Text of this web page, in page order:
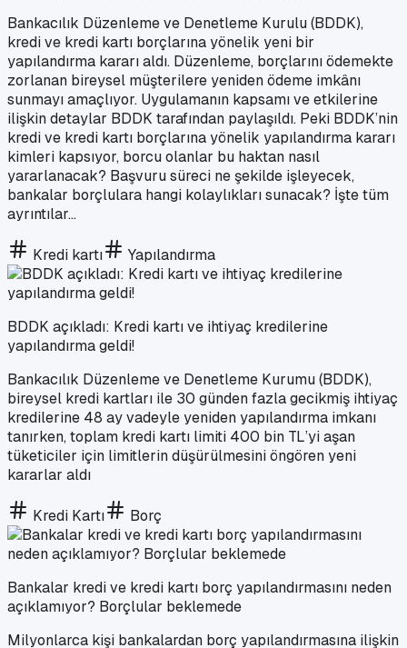
Bankacılık Düzenleme ve Denetleme Kurulu (BDDK),
kredi ve kredi kartı borçlarına yönelik yeni bir
yapılandırma kararı aldı. Düzenleme, borçlarını ödemekte
zorlanan bireysel müşterilere yeniden ödeme imkânı
sunmayı amaçlıyor. Uygulamanın kapsamı ve etkilerine
ilişkin detaylar BDDK tarafından paylaşıldı. Peki BDDK’nin
kredi ve kredi kartı borçlarına yönelik yapılandırma kararı
kimleri kapsıyor, borcu olanlar bu haktan nasıl
yararlanacak? Başvuru süreci ne şekilde işleyecek,
bankalar borçlulara hangi kolaylıkları sunacak? İşte tüm
ayrıntılar...
Kredi kartı Yapılandırma
BDDK açıkladı: Kredi kartı ve ihtiyaç kredilerine
yapılandırma geldi!
Bankacılık Düzenleme ve Denetleme Kurumu (BDDK),
bireysel kredi kartları ile 30 günden fazla gecikmiş ihtiyaç
kredilerine 48 ay vadeyle yeniden yapılandırma imkanı
tanırken, toplam kredi kartı limiti 400 bin TL’yi aşan
tüketiciler için limitlerin düşürülmesini öngören yeni
kararlar aldı
Kredi Kartı Borç
Bankalar kredi ve kredi kartı borç yapılandırmasını neden
açıklamıyor? Borçlular beklemede
Milyonlarca kişi bankalardan borç yapılandırmasına ilişkin